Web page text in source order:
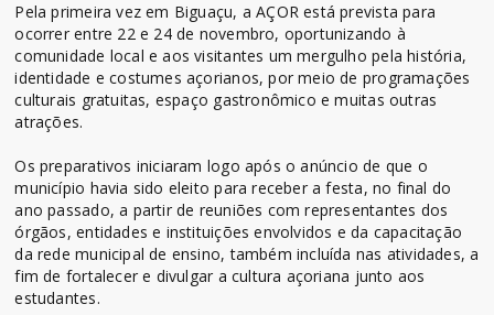
Pela primeira vez em Biguaçu, a AÇOR está prevista para
ocorrer entre 22 e 24 de novembro, oportunizando à
comunidade local e aos visitantes um mergulho pela história,
identidade e costumes açorianos, por meio de programações
culturais gratuitas, espaço gastronômico e muitas outras
atrações.
Os preparativos iniciaram logo após o anúncio de que o
município havia sido eleito para receber a festa, no final do
ano passado, a partir de reuniões com representantes dos
órgãos, entidades e instituições envolvidos e da capacitação
da rede municipal de ensino, também incluída nas atividades, a
fim de fortalecer e divulgar a cultura açoriana junto aos
estudantes.